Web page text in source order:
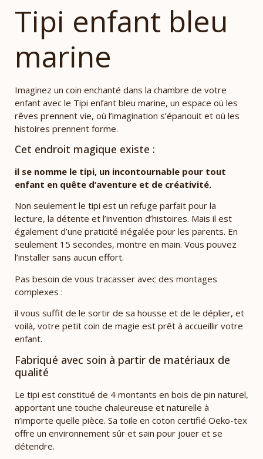
Tipi enfant bleu
marine
Imaginez un coin enchanté dans la chambre de votre
enfant avec le Tipi enfant bleu marine, un espace où les
rêves prennent vie, où l’imagination s’épanouit et où les
histoires prennent forme.
Cet endroit magique existe :
il se nomme le tipi, un incontournable pour tout
enfant en quête d’aventure et de créativité.
Non seulement le tipi est un refuge parfait pour la
lecture, la détente et l’invention d’histoires. Mais il est
également d’une praticité inégalée pour les parents. En
seulement 15 secondes, montre en main. Vous pouvez
l’installer sans aucun effort.
Pas besoin de vous tracasser avec des montages
complexes :
il vous suffit de le sortir de sa housse et de le déplier, et
voilà, votre petit coin de magie est prêt à accueillir votre
enfant.
Fabriqué avec soin à partir de matériaux de
qualité
Le tipi est constitué de 4 montants en bois de pin naturel,
apportant une touche chaleureuse et naturelle à
n’importe quelle pièce. Sa toile en coton certifié Oeko-tex
offre un environnement sûr et sain pour jouer et se
détendre.